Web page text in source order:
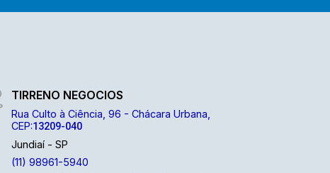
TIRRENO NEGOCIOS
Rua Culto à Ciência, 96 - Chácara Urbana,
CEP:13209-040
Jundiaí - SP
(11) 98961-5940